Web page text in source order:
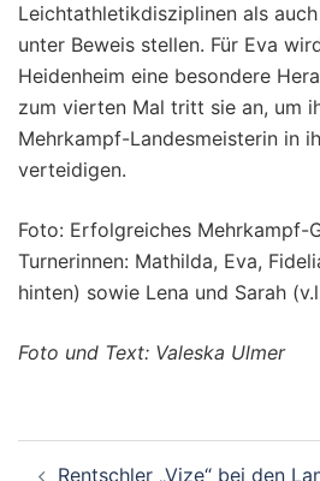
Leichtathletikdisziplinen als
unter Beweis stellen. Für Eva
Heidenheim eine besondere
zum vierten Mal tritt sie an, um
Mehrkampf-Landesmeisterin in
verteidigen.
Foto: Erfolgreiches Mehrkampf-
Turnerinnen: Mathilda, Eva,
hinten) sowie Lena und Sarah
Foto und Text: Valeska Ulmer
Rentschler „Vize“ bei den